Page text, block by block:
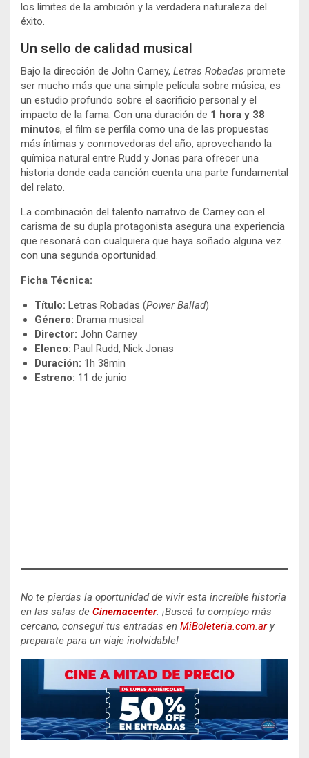
los límites de la ambición y la verdadera naturaleza del
éxito.
Un sello de calidad musical
Bajo la dirección de John Carney, Letras Robadas promete
ser mucho más que una simple película sobre música; es
un estudio profundo sobre el sacrificio personal y el
impacto de la fama. Con una duración de 1 hora y 38
minutos, el film se perfila como una de las propuestas
más íntimas y conmovedoras del año, aprovechando la
química natural entre Rudd y Jonas para ofrecer una
historia donde cada canción cuenta una parte fundamental
del relato.
La combinación del talento narrativo de Carney con el
carisma de su dupla protagonista asegura una experiencia
que resonará con cualquiera que haya soñado alguna vez
con una segunda oportunidad.
Ficha Técnica:
Título: Letras Robadas (Power Ballad)
Género: Drama musical
Director: John Carney
Elenco: Paul Rudd, Nick Jonas
Duración: 1h 38min
Estreno: 11 de junio
No te pierdas la oportunidad de vivir esta increíble historia
en las salas de Cinemacenter. ¡Buscá tu complejo más
cercano, conseguí tus entradas en MiBoleteria.com.ary
preparate para un viaje inolvidable!